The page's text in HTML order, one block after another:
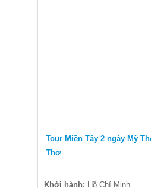
Tour Miền Tây 2 ngày Mỹ
Thơ
Khởi hành: Hồ Chí Minh